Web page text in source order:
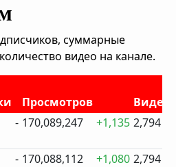
суммарные
видео на канале.
Просмотров
Видео
- 170,089,247 +1,135 2,794
- 170,088,112 +1,080 2,794